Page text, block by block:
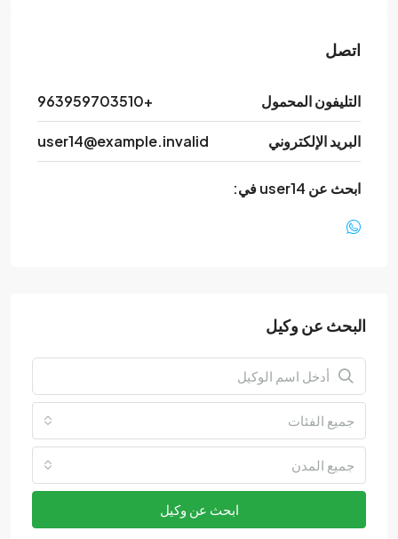
اتصل
التليفون المحمول +963959703510
البريد الإلكتروني user14@example.invalid
ابحث عن user14 في:
البحث عن وكيل
جميع الفئات
جميع المدن
ابحث عن وكيل